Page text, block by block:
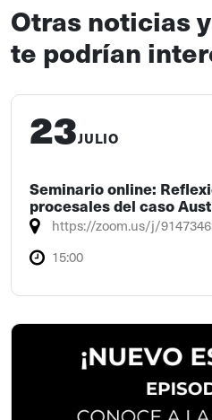
Otras noticias
te podrían
23JULIO
Seminario online:
procesales del caso
https://zoom.us/j/
15:00